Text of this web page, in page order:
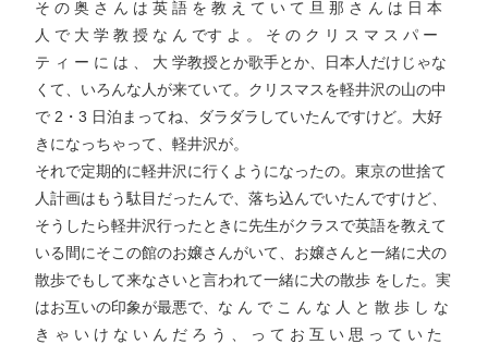
そ の 奥 さ ん は 英 語 を 教 え て い て 旦 那 さ ん は 日 本
人 で 大 学 教 授 な ん です よ 。 そ の ク リ ス マ ス パ ー
テ ィ ー に は 、 大 学教授とか歌手とか、日本人だけじゃな
くて、いろんな人が来ていて。クリスマスを軽井沢の山の中
で 2・3 日泊まってね、ダラダラしていたんですけど。大好
きになっちゃって、軽井沢が。
それで定期的に軽井沢に行くようになったの。東京の世捨て
人計画はもう駄目だったんで、落ち込んでいたんですけど、
そうしたら軽井沢行ったときに先生がクラスで英語を教えて
いる間にそこの館のお嬢さんがいて、お嬢さんと一緒に犬の
散歩でもして来なさいと言われて一緒に犬の散歩 をした。実
はお互いの印象が最悪で、な ん で こ ん な 人 と 散 歩 し な
き ゃ い け な い ん だ ろ う 、 っ て お 互 い 思 っ て い た